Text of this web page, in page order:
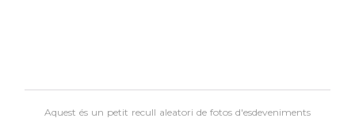
Aquest és un petit recull aleatori defotos d'esdeveniments